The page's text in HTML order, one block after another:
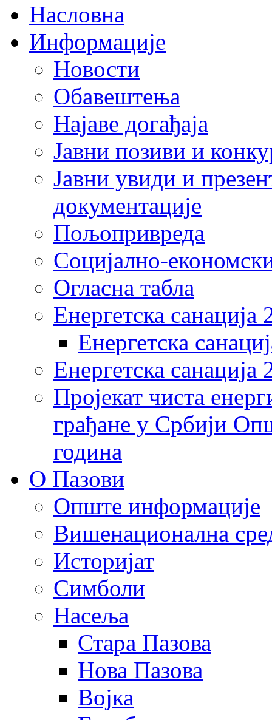
Насловна
Информације
Новости
Обавештења
Најаве догађаја
Јавни позиви и
Јавни увиди и
документације
Пољопривреда
Социјално-
Огласна табла
Енергетска санација
Енергетска
Енергетска
Пројекат чиста
грађане у Србији
година
О Пазови
Опште информације
Вишенационална
Историјат
Симболи
Насеља
Стара Пазова
Нова Пазова
Војка